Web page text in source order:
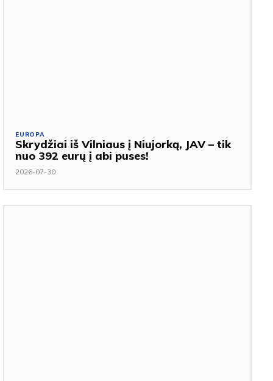
EUROPA
Skrydžiai iš Vilniaus į Niujorką, JAV – tik
nuo 392 eurų į abi puses!
2026-07-30